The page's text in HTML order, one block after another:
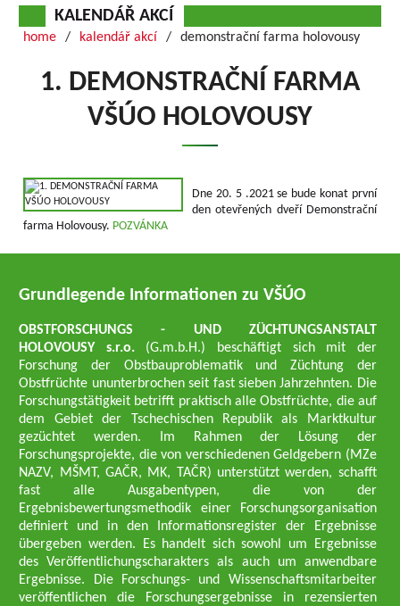
KALENDÁŘ AKCÍ
home kalendář akcí demonstrační farma holovousy
1. DEMONSTRAČNÍ FARMA
VŠÚO HOLOVOUSY
Dne 20. 5 .2021 se bude konat první
den otevřených dveří Demonstrační
farma Holovousy. POZVÁNKA
Grundlegende Informationen zu VŠÚO
OBSTFORSCHUNGS - UND ZÜCHTUNGSANSTALT
HOLOVOUSY s.r.o. (G.m.b.H.) beschäftigt sich mit der
Forschung der Obstbauproblematik und Züchtung der
Obstfrüchte ununterbrochen seit fast sieben Jahrzehnten. Die
Forschungstätigkeit betrifft praktisch alle Obstfrüchte, die auf
dem Gebiet der Tschechischen Republik als Marktkultur
gezüchtet werden. Im Rahmen der Lösung der
Forschungsprojekte, die von verschiedenen Geldgebern (MZe
NAZV, MŠMT, GAČR, MK, TAČR) unterstützt werden, schafft
fast alle Ausgabentypen, die von der
Ergebnisbewertungsmethodik einer Forschungsorganisation
definiert und in den Informationsregister der Ergebnisse
übergeben werden. Es handelt sich sowohl um Ergebnisse
des Veröffentlichungscharakters als auch um anwendbare
Ergebnisse. Die Forschungs- und Wissenschaftsmitarbeiter
veröffentlichen die Forschungsergebnisse in rezensierten